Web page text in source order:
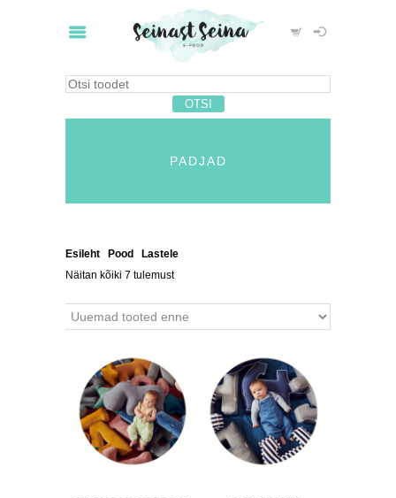
PADJAD
Esileht Pood Lastele
Näitan kõiki 7 tulemust